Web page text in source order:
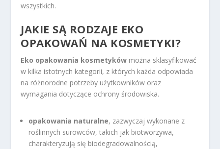
wszystkich.
JAKIE SĄ RODZAJE EKO
OPAKOWAŃ NA KOSMETYKI?
Eko opakowania kosmetyków można sklasyfikować
w kilka istotnych kategorii, z których każda odpowiada
na różnorodne potrzeby użytkowników oraz
wymagania dotyczące ochrony środowiska.
opakowania naturalne, zazwyczaj wykonane z
roślinnych surowców, takich jak biotworzywa,
charakteryzują się biodegradowalnością,